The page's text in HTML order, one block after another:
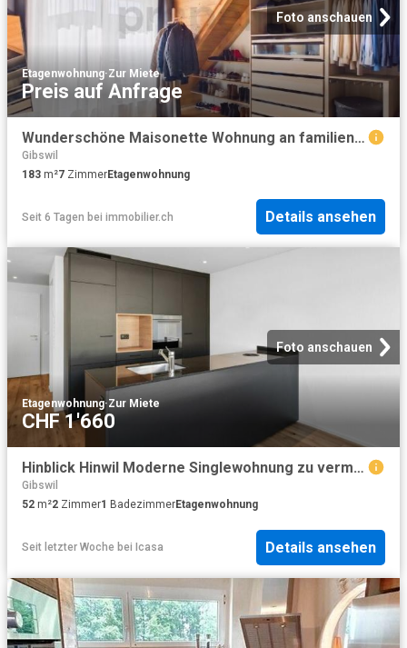
Foto anschauen
Etagenwohnung·Zur Miete
Preis auf Anfrage
Wunderschöne Maisonette Wohnung an familienfreundlicher Lage
Gibswil
183 m²7 ZimmerEtagenwohnung
Seit 6 Tagen bei immobilier.ch Details ansehen
Foto anschauen
Etagenwohnung·Zur Miete
CHF 1'660
Hinblick Hinwil Moderne Singlewohnung zu vermieten
Gibswil
52 m²2 Zimmer1 BadezimmerEtagenwohnung
Seit letzter Woche bei Icasa Details ansehen